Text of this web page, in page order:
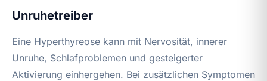
Unruhetreiber
Eine Hyperthyreose kann mit Nervosität, innerer
Unruhe, Schlafproblemen und gesteigerter
Aktivierung einhergehen. Bei zusätzlichen Symptomen